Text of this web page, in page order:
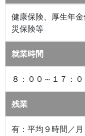
健康保険、厚生年
災保険等
就業時間
８：００～１７：０
残業
有：平均９時間／月